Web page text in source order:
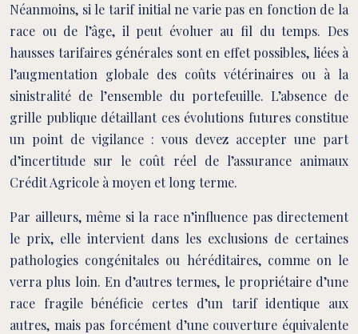
Néanmoins, si le tarif initial ne varie pas en fonction de la
race ou de l’âge, il peut évoluer au fil du temps. Des
hausses tarifaires générales sont en effet possibles, liées à
l’augmentation globale des coûts vétérinaires ou à la
sinistralité de l’ensemble du portefeuille. L’absence de
grille publique détaillant ces évolutions futures constitue
un point de vigilance : vous devez accepter une part
d’incertitude sur le coût réel de l’assurance animaux
Crédit Agricole à moyen et long terme.
Par ailleurs, même si la race n’influence pas directement
le prix, elle intervient dans les exclusions de certaines
pathologies congénitales ou héréditaires, comme on le
verra plus loin. En d’autres termes, le propriétaire d’une
race fragile bénéficie certes d’un tarif identique aux
autres, mais pas forcément d’une couverture équivalente